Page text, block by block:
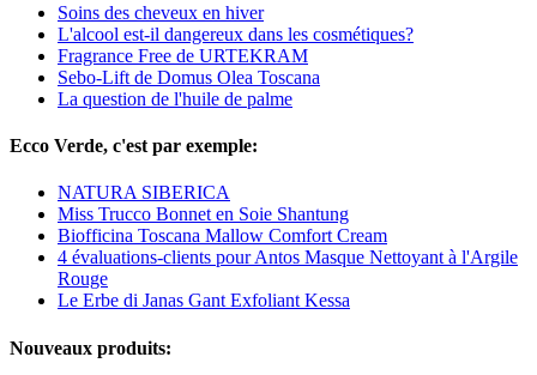
Soins des cheveux en hiver
L'alcool est-il dangereux dans les cosmétiques?
Fragrance Free de URTEKRAM
Sebo-Lift de Domus Olea Toscana
La question de l'huile de palme
Ecco Verde, c'est par exemple:
NATURA SIBERICA
Miss Trucco Bonnet en Soie Shantung
Biofficina Toscana Mallow Comfort Cream
4 évaluations-clients pour Antos Masque Nettoyant à l'Argile
Rouge
Le Erbe di Janas Gant Exfoliant Kessa
Nouveaux produits: